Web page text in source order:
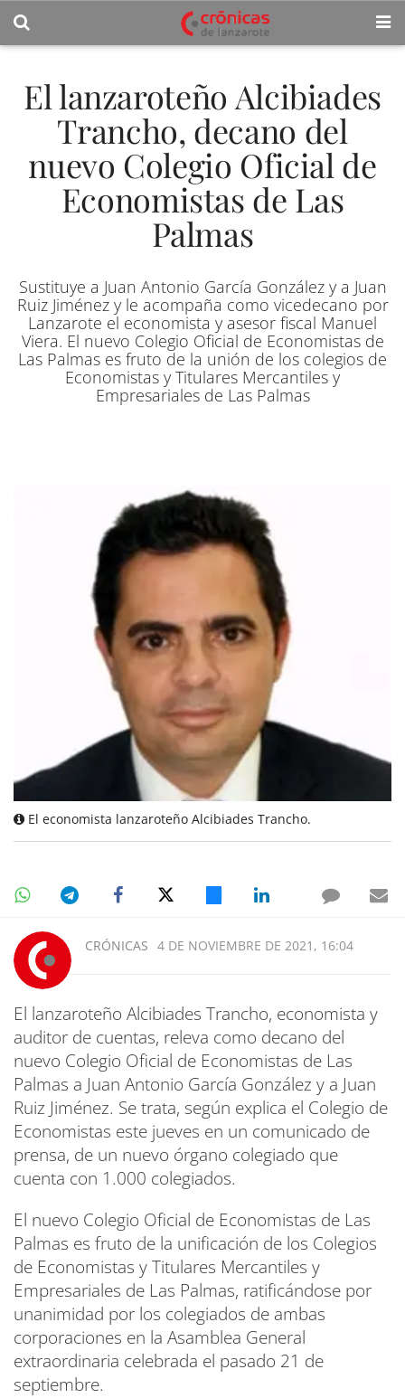
El lanzaroteño Alcibiades
Trancho, decano del
nuevo Colegio Oficial de
Economistas de Las
Palmas
Sustituye a Juan Antonio García González y a Juan
Ruiz Jiménez y le acompaña como vicedecano por
Lanzarote el economista y asesor fiscal Manuel
Viera. El nuevo Colegio Oficial de Economistas de
Las Palmas es fruto de la unión de los colegios de
Economistas y Titulares Mercantiles y
Empresariales de Las Palmas
El economista lanzaroteño Alcibiades Trancho.
CRÓNICAS 4 DE NOVIEMBRE DE 2021, 16:04
El lanzaroteño Alcibiades Trancho, economista y
auditor de cuentas, releva como decano del
nuevo Colegio Oficial de Economistas de Las
Palmas a Juan Antonio García González y a Juan
Ruiz Jiménez. Se trata, según explica el Colegio de
Economistas este jueves en un comunicado de
prensa, de un nuevo órgano colegiado que
cuenta con 1.000 colegiados.
El nuevo Colegio Oficial de Economistas de Las
Palmas es fruto de la unificación de los Colegios
de Economistas y Titulares Mercantiles y
Empresariales de Las Palmas, ratificándose por
unanimidad por los colegiados de ambas
corporaciones en la Asamblea General
extraordinaria celebrada el pasado 21 de
septiembre.